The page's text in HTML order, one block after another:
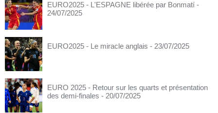
EURO2025 - L'ESPAGNE libérée par Bonmatí -
24/07/2025
EURO2025 - Le miracle anglais - 23/07/2025
EURO 2025 - Retour sur les quarts et présentation
des demi-finales - 20/07/2025